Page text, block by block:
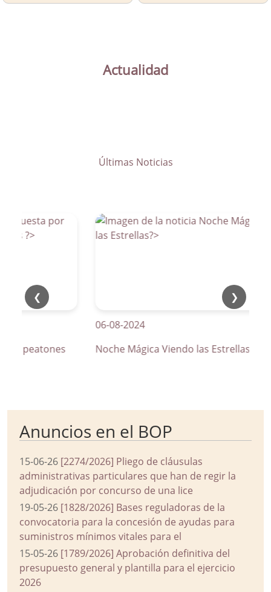
Actualidad
Últimas Noticias
❮ ❯
de peatones
06-08-2024
Noche Mágica Viendo las Estrellas
Anuncios en el BOP
15-06-26 [2274/2026] Pliego de cláusulas
administrativas particulares que han de regir la
adjudicación por concurso de una lice
19-05-26 [1828/2026] Bases reguladoras de la
convocatoria para la concesión de ayudas para
suministros mínimos vitales para el
15-05-26 [1789/2026] Aprobación definitiva del
presupuesto general y plantilla para el ejercicio
2026